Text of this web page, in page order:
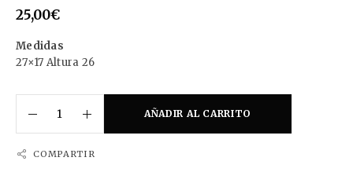
25,00€
Medidas
27×17 Altura 26
AÑADIR AL CARRITO
COMPARTIR